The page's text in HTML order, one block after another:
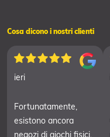
Cosa dicono i nostri clienti
ieri
Fortunatamente,
esistono ancora
negozi di giochi fisici.